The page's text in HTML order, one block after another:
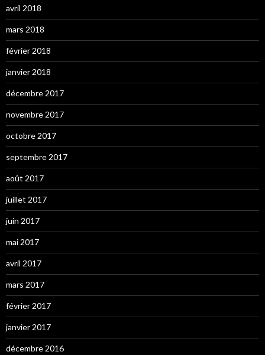
avril 2018
mars 2018
février 2018
janvier 2018
décembre 2017
novembre 2017
octobre 2017
septembre 2017
août 2017
juillet 2017
juin 2017
mai 2017
avril 2017
mars 2017
février 2017
janvier 2017
décembre 2016